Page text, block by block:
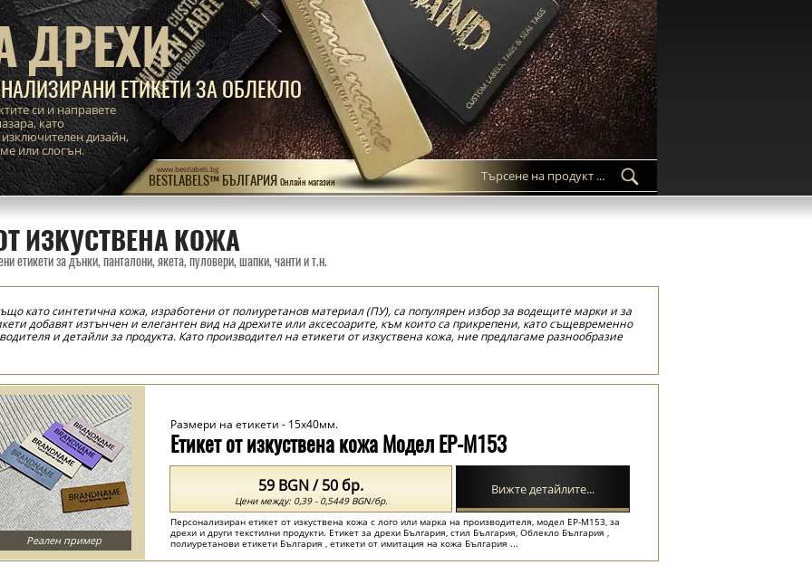
BESTLABELS™ БЪЛГАРИЯ Онлайн магазин
www.bestlabels.bg
ДРЕХИ
ЕТИКЕТИ ЗА ОБЛЕКЛО
си и направете
като
дизайн,
или слогън.
ИЗКУСТВЕНА КОЖА
етикети за дънки, панталони, якета, пуловери, шапки, чанти и т.н.
като синтетична кожа, изработени от полиуретанов материал (ПУ), са популярен избор за водещите марки и за
добавят изтънчен и елегантен вид на дрехите или аксесоарите, към които са прикрепени, като същевременно
и детайли за продукта. Като производител на етикети от изкуствена кожа, ние предлагаме разнообразие
форми, размери и цветове. Всички модели могат да бъдат персонализирани с вашето собствено лого или име на
кожени етикети, за да минимизират неблагоприятното си въздействие върху околната среда.
индустрия, независимо дали продуктите, към които са прикрепени, са ръчно изработени или създадени в
личен почерк към дрехата!
Етикет от изкуствена кожа Модел EP-M153
Размери на етикети - 15x40мм.
Персонализиран етикет от изкуствена кожа с лого или марка на производителя, модел EP-M153, за
дрехи и други текстилни продукти. Етикет за дрехи България, стил България, Облекло България ,
полиуретанови етикети България , етикети от имитация на кожа България ...
59 BGN / 50 бр.
Цени между: 0,39 - 0,5449 BGN/бр.
Вижте детайлите...
Реален пример